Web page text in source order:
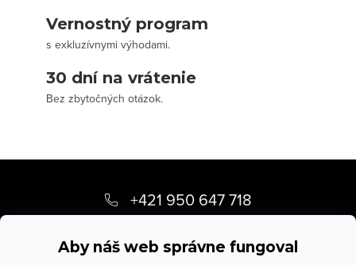
Aby náš web správne fungoval
Vernostný program
s exkluzívnymi výhodami.
30 dní na vrátenie
Bez zbytočných otázok.
p
+421 950 647 718